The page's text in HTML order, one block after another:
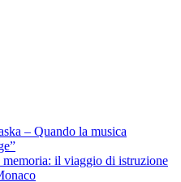
– Quando la musica
il viaggio di istruzione